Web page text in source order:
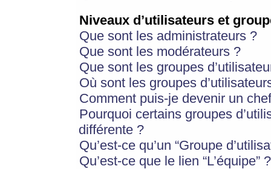
Niveaux d’utilisateurs et
Que sont les administrateurs ?
Que sont les modérateurs ?
Que sont les groupes
Où sont les groupes
Comment puis-je devenir un
Pourquoi certains groupes
différente ?
Qu’est-ce qu’un “Groupe
Qu’est-ce que le lien “L’équipe” ?